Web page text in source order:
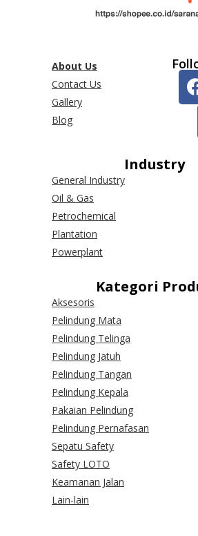
About Us
Contact Us
Gallery
Blog
Industry
General Industry
Oil & Gas
Petrochemical
Plantation
Powerplant
Kategori
Aksesoris
Pelindung Mata
Pelindung Telinga
Pelindung Jatuh
Pelindung Tangan
Pelindung Kepala
Pakaian Pelindung
Pelindung Pernafasan
Sepatu Safety
Safety LOTO
Keamanan Jalan
Lain-lain